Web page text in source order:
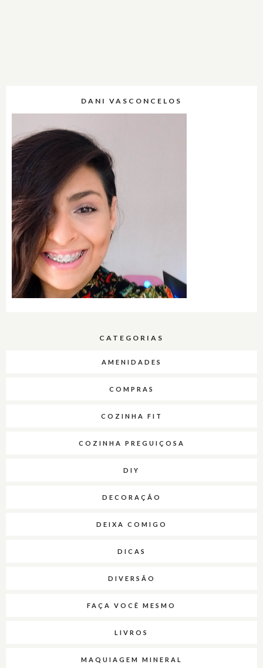
DANI VASCONCELOS
CATEGORIAS
AMENIDADES
COMPRAS
COZINHA FIT
COZINHA PREGUIÇOSA
DIY
DECORAÇÃO
DEIXA COMIGO
DICAS
DIVERSÃO
FAÇA VOCÊ MESMO
LIVROS
MAQUIAGEM MINERAL